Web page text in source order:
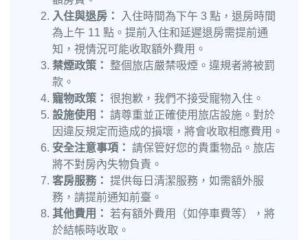
入住與退房：
入住時間為下午 3 點，退房時間
為上午 11 點。提前入住和延遲退房需提前通
知，視情況可能收取額外費用。
禁煙政策：
整個旅店嚴禁吸煙。違規者將被罰
款。
寵物政策： 很抱歉，我們不接受寵物入住。
設施使用： 請尊重並正確使用旅店設施。對於
因違反規定而造成的損壞，將會收取相應費用。
安全注意事項： 請保管好您的貴重物品。旅店
將不對房內失物負責。
客房服務： 提供每日清潔服務，如需額外服
務，請提前通知前臺。
其他費用： 若有額外費用（如停車費等），將
於結帳時收取。